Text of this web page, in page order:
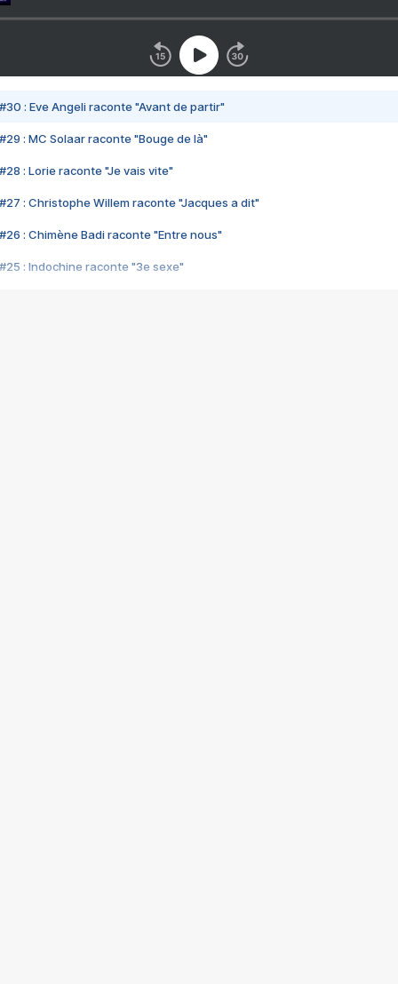
#30 : Eve Angeli raconte "Avant de partir"
#29 : MC Solaar raconte "Bouge de là"
#28 : Lorie raconte "Je vais vite"
#27 : Christophe Willem raconte "Jacques a dit"
#26 : Chimène Badi raconte "Entre nous"
#25 : Indochine raconte "3e sexe"